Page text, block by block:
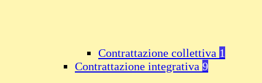
Contrattazione collettiva 1
Contrattazione integrativa 9